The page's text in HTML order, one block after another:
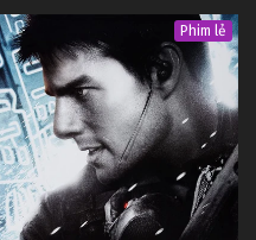
Phim lẻ